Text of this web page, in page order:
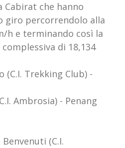
Cabirat che hanno
giro percorrendolo alla
h e terminando così la
di 18,134
(C.I. Trekking Club) -
Ambrosia) - Penang
(C.I.